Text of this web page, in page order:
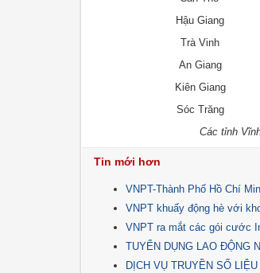
Hậu Giang
Trà Vinh
An Giang
Kiên Giang
Sóc Trăng
Các tỉnh
Tin mới hơn
VNPT-Thành Phố Hồ Chí
VNPT khuấy động hè với
VNPT ra mắt các gói cước
TUYỂN DỤNG LAO ĐỘNG
DỊCH VỤ TRUYỀN SỐ LIỆU